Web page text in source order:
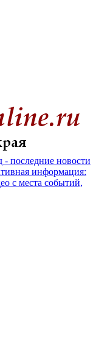
- последние новости
информация:
с места событий,